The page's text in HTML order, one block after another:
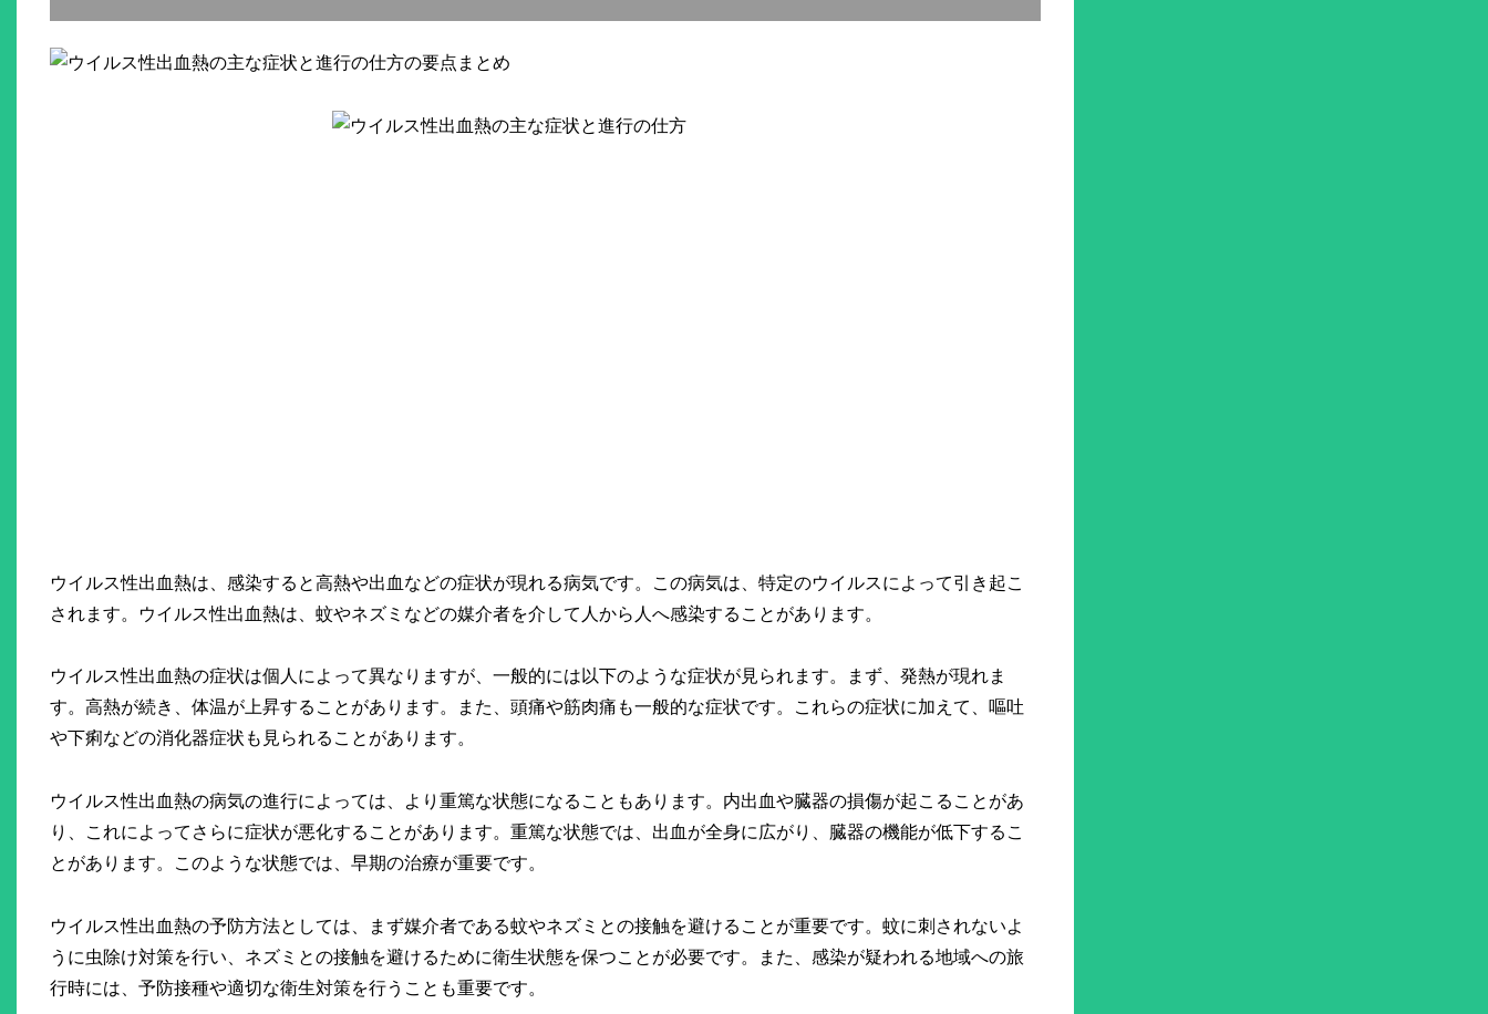
ウイルス性出血熱は、感染すると高熱や出血などの症状が現れる病気です。この病気は、特定のウイルスによって引き起こ
されます。ウイルス性出血熱は、蚊やネズミなどの媒介者を介して人から人へ感染することがあります。
ウイルス性出血熱の症状は個人によって異なりますが、一般的には以下のような症状が見られます。まず、発熱が現れま
す。高熱が続き、体温が上昇することがあります。また、頭痛や筋肉痛も一般的な症状です。これらの症状に加えて、嘔吐
や下痢などの消化器症状も見られることがあります。
ウイルス性出血熱の病気の進行によっては、より重篤な状態になることもあります。内出血や臓器の損傷が起こることがあ
り、これによってさらに症状が悪化することがあります。重篤な状態では、出血が全身に広がり、臓器の機能が低下するこ
とがあります。このような状態では、早期の治療が重要です。
ウイルス性出血熱の予防方法としては、まず媒介者である蚊やネズミとの接触を避けることが重要です。蚊に刺されないよ
うに虫除け対策を行い、ネズミとの接触を避けるために衛生状態を保つことが必要です。また、感染が疑われる地域への旅
行時には、予防接種や適切な衛生対策を行うことも重要です。